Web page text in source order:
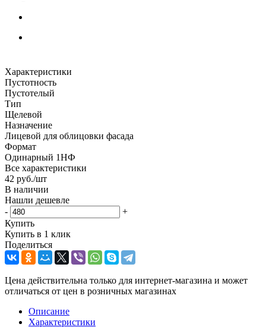
Характеристики
Пустотность
Пустотелый
Тип
Щелевой
Назначение
Лицевой для облицовки фасада
Формат
Одинарный 1НФ
Все характеристики
42 руб./шт
В наличии
Нашли дешевле
-
+
Купить
Купить в 1 клик
Поделиться
Цена действительна только для интернет-магазина и может
отличаться от цен в розничных магазинах
Описание
Характеристики